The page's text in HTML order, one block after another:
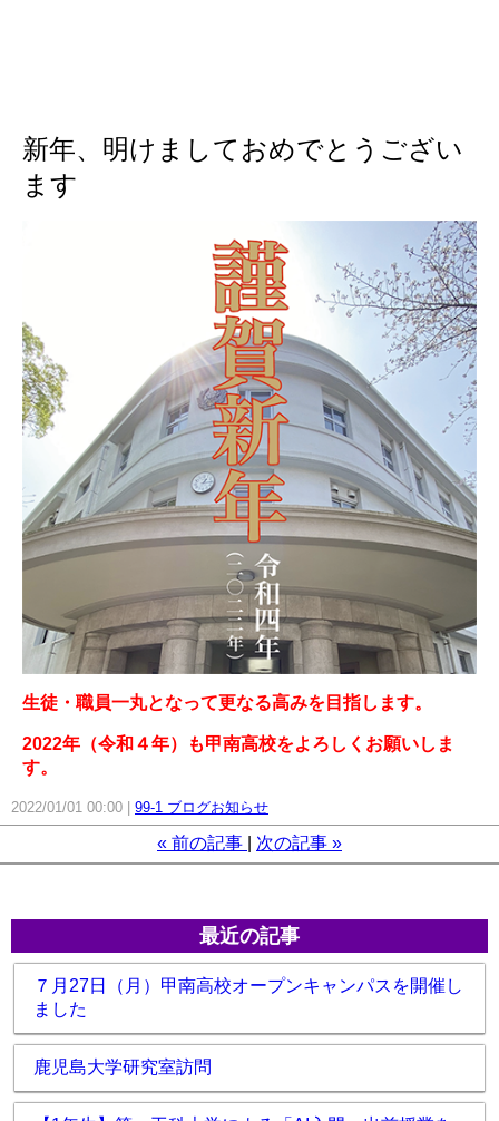
新年、明けましておめでとうござい
ます
生徒・職員一丸となって更なる高みを目指します。
2022年（令和４年）も甲南高校をよろしくお願いしま
す。
2022/01/01 00:00 99-1 ブログお知らせ
« 前の記事 次の記事 »
最近の記事
７月27日（月）甲南高校オープンキャンパスを開催し
ました
鹿児島大学研究室訪問